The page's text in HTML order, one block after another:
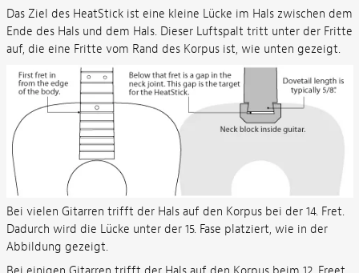
Das Ziel des HeatStick ist eine kleine Lücke im Hals zwischen dem
Ende des Hals und dem Hals. Dieser Luftspalt tritt unter der Fritte
auf, die eine Fritte vom Rand des Korpus ist, wie unten gezeigt.
Bei vielen Gitarren trifft der Hals auf den Korpus bei der 14. Fret.
Dadurch wird die Lücke unter der 15. Fase platziert, wie in der
Abbildung gezeigt.